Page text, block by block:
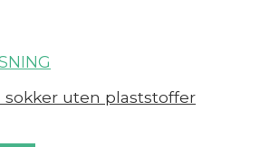
sokker uten plaststoffer